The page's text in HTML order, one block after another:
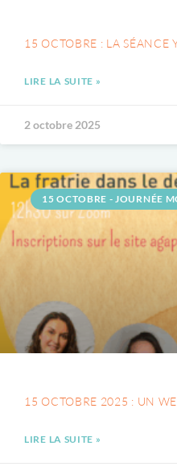
15 OCTOBRE : LA SÉANCE
LIRE LA SUITE »
2 octobre 2025
15 OCTOBRE - JOURNÉE
15 OCTOBRE 2025 : UN
LIRE LA SUITE »